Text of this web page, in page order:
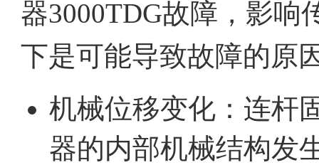
器3000TDG故障，影响
下是可能导致故障的原
机械位移变化：连杆
器的内部机械结构发